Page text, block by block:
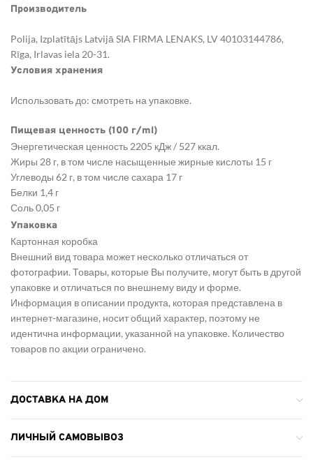
Производитель
Polija, Izplatītājs Latvijā SIA FIRMA LENAKS, LV 40103144786,
Rīga, Irlavas iela 20-31.
Условия хранения
Использовать до: смотреть на упаковке.
Пищевая ценность (100 г/ml)
Энергетическая ценность 2205 кДж / 527 ккал.
Жиры 28 г, в том числе насыщенные жирные кислоты 15 г
Углеводы 62 г, в том числе сахара 17 г
Белки 1,4 г
Соль 0,05 г
Упаковка
Картонная коробка
Внешний вид товара может несколько отличаться от
фотографии. Товары, которые Вы получите, могут быть в другой
упаковке и отличаться по внешнему виду и форме.
Информация в описании продукта, которая представлена в
интернет-магазине, носит общий характер, поэтому не
идентична информации, указанной на упаковке. Количество
товаров по акции ограничено.
ДОСТАВКА НА ДОМ
ЛИЧНЫЙ САМОВЫВОЗ